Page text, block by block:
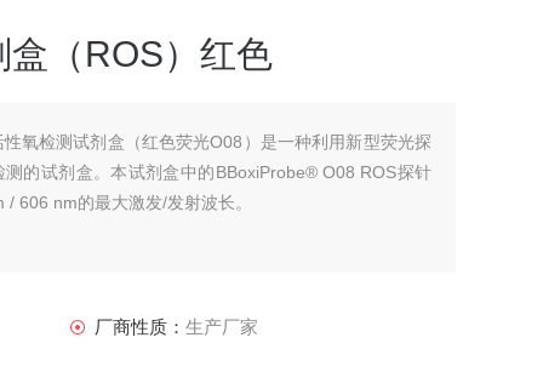
（ROS）红色
氧检测试剂盒（红色荧光O08）是一种利用新型荧光探
的试剂盒。本试剂盒中的BBoxiProbe® O08 ROS探针
606 nm的最大激发/发射波长。
厂商性质： 生产厂家